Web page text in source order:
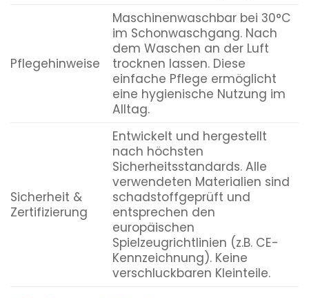
Pflegehinweise
Maschinenwaschbar bei 30°C
im Schonwaschgang. Nach
dem Waschen an der Luft
trocknen lassen. Diese
einfache Pflege ermöglicht
eine hygienische Nutzung im
Alltag.
Sicherheit &
Zertifizierung
Entwickelt und hergestellt
nach höchsten
Sicherheitsstandards. Alle
verwendeten Materialien sind
schadstoffgeprüft und
entsprechen den
europäischen
Spielzeugrichtlinien (z.B. CE-
Kennzeichnung). Keine
verschluckbaren Kleinteile.